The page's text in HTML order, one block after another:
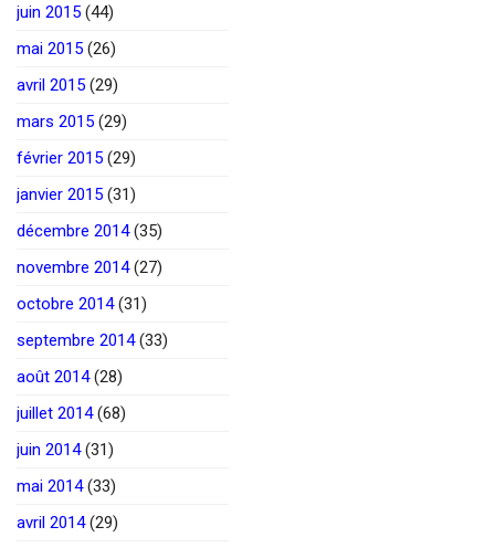
juin 2015 (44)
mai 2015 (26)
avril 2015 (29)
mars 2015 (29)
février 2015 (29)
janvier 2015 (31)
décembre 2014(35)
novembre 2014(27)
octobre 2014(31)
septembre 2014(33)
août 2014(28)
juillet 2014(68)
juin 2014(31)
mai 2014(33)
avril 2014(29)